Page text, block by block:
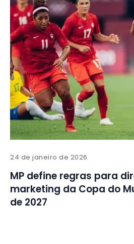
24 de janeiro de 2026
MP define regras para
marketing da Copa do
de 2027